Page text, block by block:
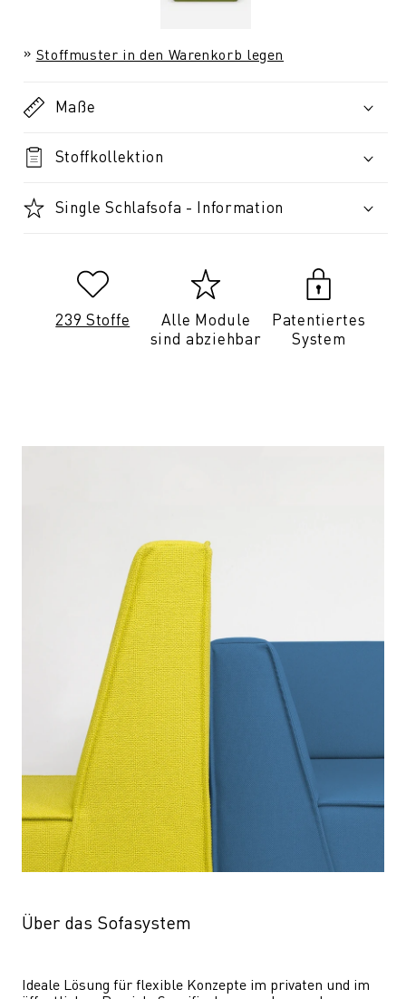
Stoffmuster in den Warenkorb legen
Maße
Stoffkollektion
Single Schlafsofa - Information
239 Stoffe
Alle Module
sind abziehbar
Patentiertes
System
Über das Sofasystem
Ideale Lösung für flexible Konzepte im privaten und im